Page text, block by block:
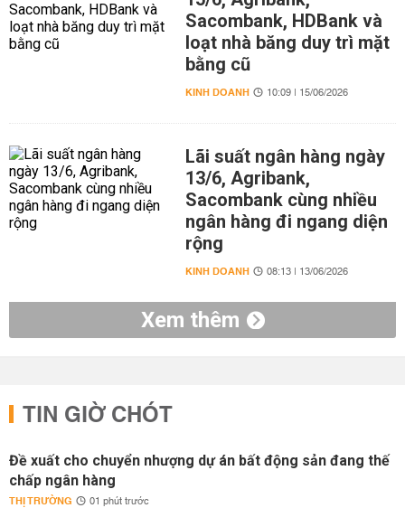
Sacombank, HDBank và
loạt nhà băng duy trì mặt
bằng cũ
KINH DOANH 10:09 | 15/06/2026
Lãi suất ngân hàng ngày
13/6, Agribank,
Sacombank cùng nhiều
ngân hàng đi ngang diện
rộng
KINH DOANH 08:13 | 13/06/2026
Xem thêm
TIN GIỜ CHÓT
Đề xuất cho chuyển nhượng dự án bất động sản đang thế
chấp ngân hàng
THỊ TRƯỜNG 01 phút trước